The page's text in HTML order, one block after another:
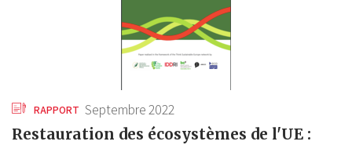
RAPPORT Septembre 2022
Restauration des écosystèmes de l'UE :